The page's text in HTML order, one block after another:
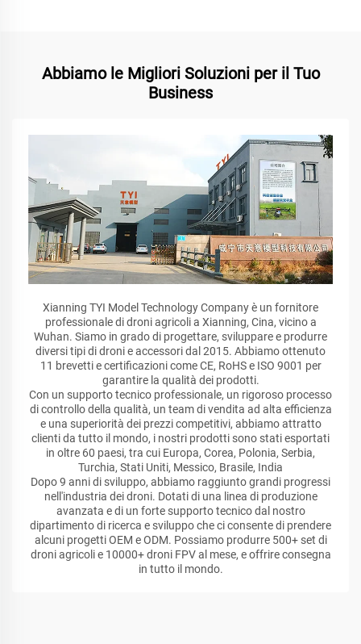
Abbiamo le Migliori Soluzioni per il Tuo
Business
Xianning TYI Model Technology Company è un fornitore
professionale di droni agricoli a Xianning, Cina, vicino a
Wuhan. Siamo in grado di progettare, sviluppare e produrre
diversi tipi di droni e accessori dal 2015. Abbiamo ottenuto
11 brevetti e certificazioni come CE, RoHS e ISO 9001 per
garantire la qualità dei prodotti.
Con un supporto tecnico professionale, un rigoroso processo
di controllo della qualità, un team di vendita ad alta efficienza
e una superiorità dei prezzi competitivi, abbiamo attratto
clienti da tutto il mondo, i nostri prodotti sono stati esportati
in oltre 60 paesi, tra cui Europa, Corea, Polonia, Serbia,
Turchia, Stati Uniti, Messico, Brasile, India
Dopo 9 anni di sviluppo, abbiamo raggiunto grandi progressi
nell'industria dei droni. Dotati di una linea di produzione
avanzata e di un forte supporto tecnico dal nostro
dipartimento di ricerca e sviluppo che ci consente di prendere
alcuni progetti OEM e ODM. Possiamo produrre 500+ set di
droni agricoli e 10000+ droni FPV al mese, e offrire consegna
in tutto il mondo.